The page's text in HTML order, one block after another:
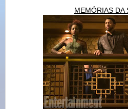
MEMÓRIAS DA